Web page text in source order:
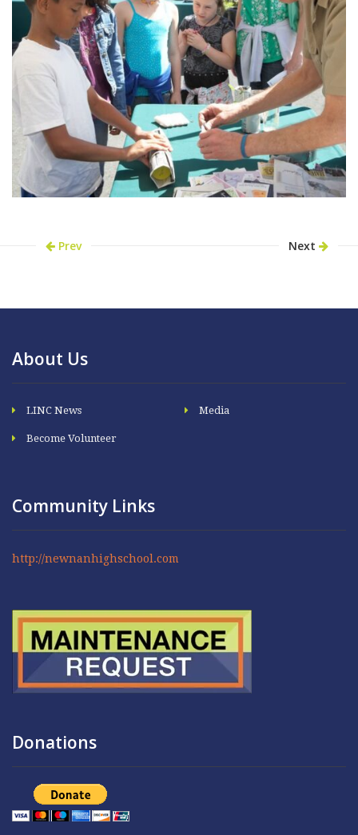
Prev Next
About Us
LINC News
Become Volunteer
Media
Community Links
http://newnanhighschool.com
Donations